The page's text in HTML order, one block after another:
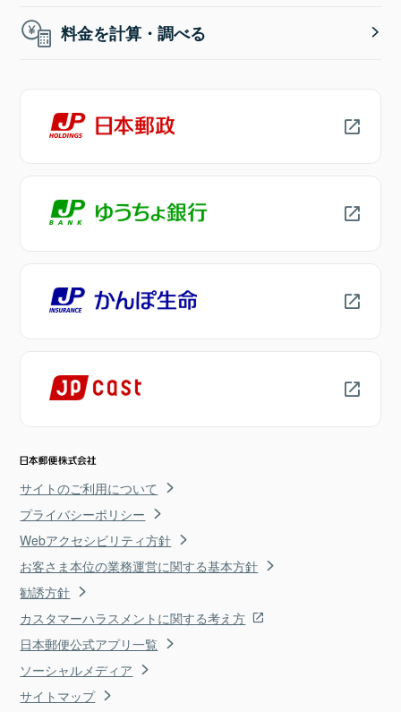
料金を計算・調べる
サイトのご利用について
プライバシーポリシー
Webアクセシビリティ方針
お客さま本位の業務運営に関する基本方針
勧誘方針
カスタマーハラスメントに関する考え方
日本郵便公式アプリ一覧
ソーシャルメディア
サイトマップ